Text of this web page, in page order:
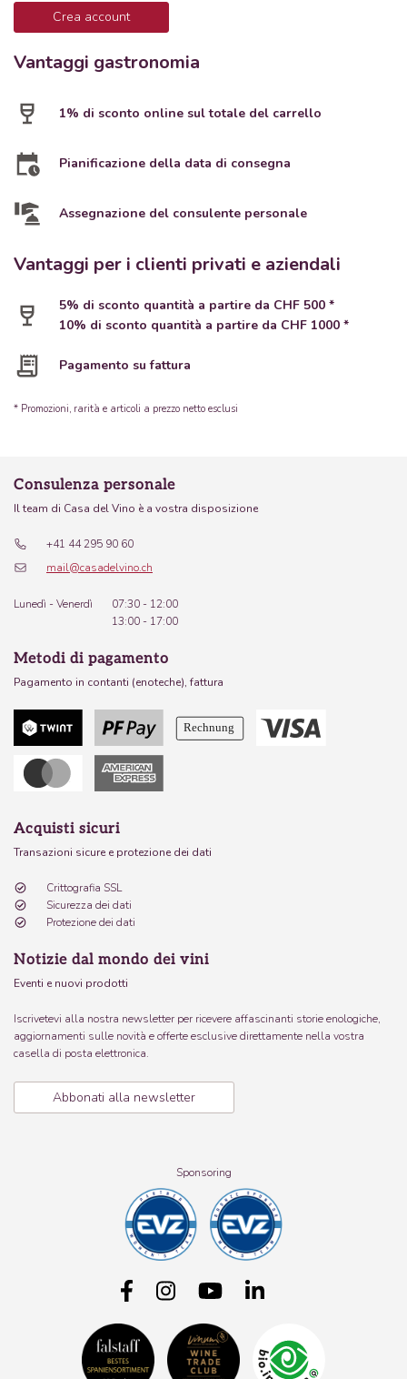
Crea account
Vantaggi gastronomia
1% di sconto online sul totale del carrello
Pianificazione della data di consegna
Assegnazione del consulente personale
Vantaggi per i clienti privati e aziendali
5% di sconto quantità a partire da CHF 500 *
10% di sconto quantità a partire da CHF 1000 *
Pagamento su fattura
* Promozioni, rarità e articoli a prezzo netto esclusi
Consulenza personale
Il team di Casa del Vino è a vostra disposizione
+41 44 295 90 60
mail@casadelvino.ch
Lunedì - Venerdì
07:30 - 12:00
13:00 - 17:00
Metodi di pagamento
Pagamento in contanti (enoteche), fattura
Acquisti sicuri
Transazioni sicure e protezione dei dati
Crittografia SSL
Sicurezza dei dati
Protezione dei dati
Notizie dal mondo dei vini
Eventi e nuovi prodotti
Iscrivetevi alla nostra newsletter per ricevere affascinanti storie enologiche,
aggiornamenti sulle novità e offerte esclusive direttamente nella vostra
casella di posta elettronica.
Abbonati alla newsletter
Sponsoring